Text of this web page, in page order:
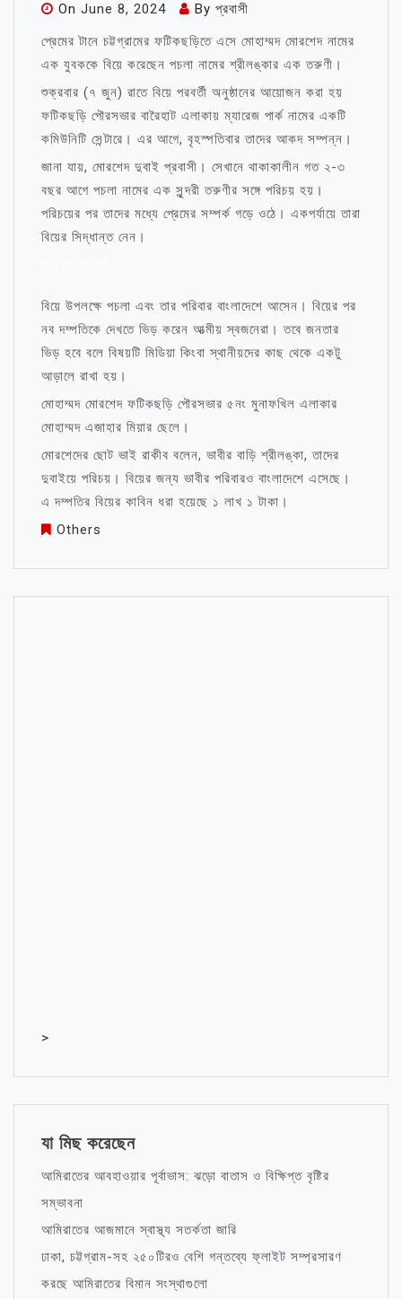
On June 8, 2024 By প্রবাসী
প্রেমের টানে চট্টগ্রামের ফটিকছড়িতে এসে মোহাম্মদ মোরশেদ নামের
এক যুবককে বিয়ে করেছেন পচলা নামের শ্রীলঙ্কার এক তরুণী।
শুক্রবার (৭ জুন) রাতে বিয়ে পরবর্তী অনুষ্ঠানের আয়োজন করা হয়
ফটিকছড়ি পৌরসভার বারৈহাট এলাকায় ম্যারেজ পার্ক নামের একটি
কমিউনিটি সেন্টারে। এর আগে, বৃহস্পতিবার তাদের আকদ সম্পন্ন।
জানা যায়, মোরশেদ দুবাই প্রবাসী। সেখানে থাকাকালীন গত ২-৩
বছর আগে পচলা নামের এক সুন্দরী তরুণীর সঙ্গে পরিচয় হয়।
পরিচয়ের পর তাদের মধ্যে প্রেমের সম্পর্ক গড়ে ওঠে। একপর্যায়ে তারা
বিয়ের সিদ্ধান্ত নেন।
বিয়ে উপলক্ষে পচলা এবং তার পরিবার বাংলাদেশে আসেন। বিয়ের পর
নব দম্পতিকে দেখতে ভিড় করেন আত্মীয় স্বজনেরা। তবে জনতার
ভিড় হবে বলে বিষয়টি মিডিয়া কিংবা স্থানীয়দের কাছ থেকে একটু
আড়ালে রাখা হয়।
মোহাম্মদ মোরশেদ ফটিকছড়ি পৌরসভার ৫নং মুনাফখিল এলাকার
মোহাম্মদ এজাহার মিয়ার ছেলে।
মোরশেদের ছোট ভাই রাকীব বলেন, ভাবীর বাড়ি শ্রীলঙ্কা, তাদের
দুবাইয়ে পরিচয়। বিয়ের জন্য ভাবীর পরিবারও বাংলাদেশে এসেছে।
এ দম্পতির বিয়ের কাবিন ধরা হয়েছে ১ লাখ ১ টাকা।
Others
>
যা মিছ করেছেন
আমিরাতের আবহাওয়ার পূর্বাভাস: ঝড়ো বাতাস ও বিক্ষিপ্ত বৃষ্টির
সম্ভাবনা
আমিরাতের আজমানে স্বাস্থ্য সতর্কতা জারি
ঢাকা, চট্টগ্রাম-সহ ২৫০টিরও বেশি গন্তব্যে ফ্লাইট সম্প্রসারণ
করছে আমিরাতের বিমান সংস্থাগুলো